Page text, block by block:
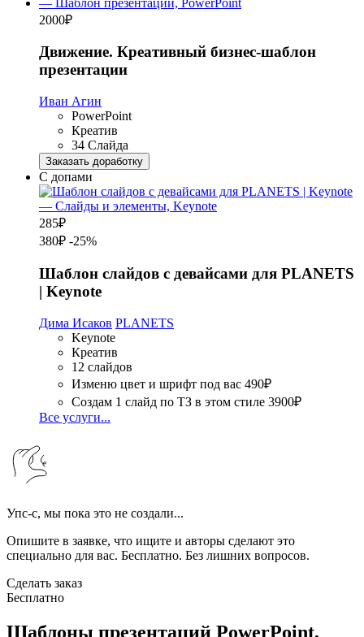
2000₽
Движение. Креативный бизнес-шаблон
презентации
Иван Агин
PowerPoint
Креатив
34 Слайда
Заказать доработку
С допами
285₽
380₽ -25%
Шаблон слайдов с девайсами для PLANETS
| Keynote
Дима Исаков PLANETS
Keynote
Креатив
12 слайдов
Изменю цвет и шрифт под вас 490₽
Создам 1 слайд по ТЗ в этом стиле 3900₽
Все услуги...
Упс-с, мы пока это не создали...
Опишите в заявке, что ищите и авторы сделают это
специально для вас. Бесплатно. Без лишних вопросов.
Сделать заказ
Бесплатно
Шаблоны презентаций PowerPoint,